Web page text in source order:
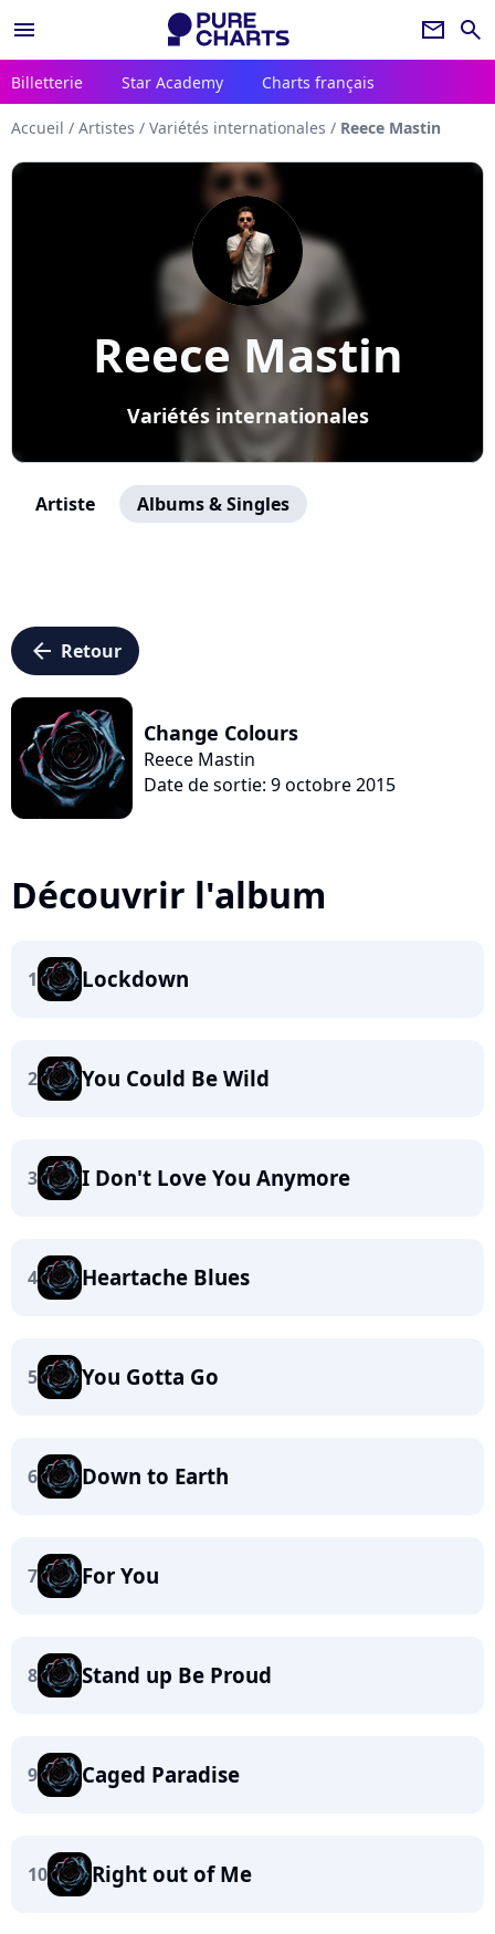
menu newsletter search
Billetterie Star Academy Charts français
Accueil / Artistes / Variétés internationales / Reece Mastin
Reece Mastin
Variétés internationales
Artiste Albums & Singles
arrow_left Retour
Change Colours
Reece Mastin
Date de sortie: 9 octobre 2015
Découvrir l'album
1 Lockdown
2 You Could Be Wild
3 I Don't Love You Anymore
4 Heartache Blues
5 You Gotta Go
6 Down to Earth
7 For You
8 Stand up Be Proud
9 Caged Paradise
10 Right out of Me